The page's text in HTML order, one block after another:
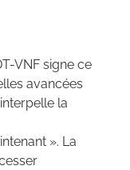
VNF signe ce
avancées
la
». La